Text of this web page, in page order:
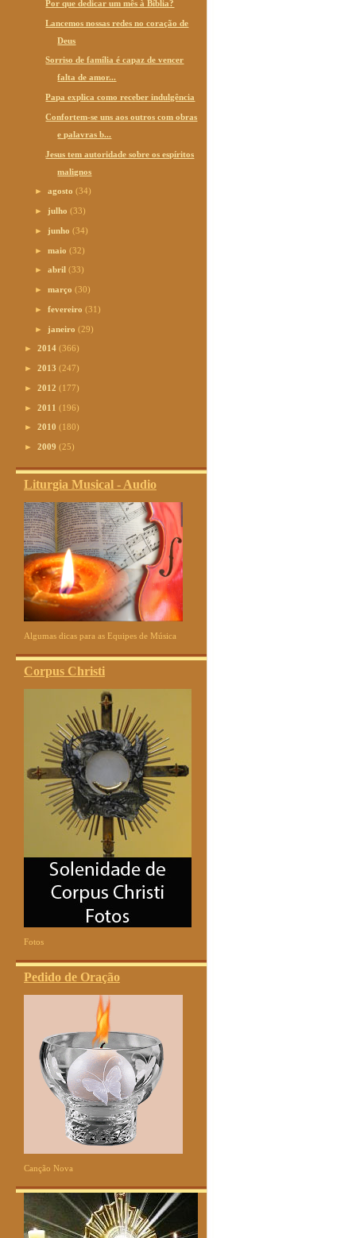
Por que dedicar um mês à Bíblia?
Lancemos nossas redes no coração de
Deus
Sorriso de família é capaz de vencer
falta de amor...
Papa explica como receber indulgência
Confortem-se uns aos outros com obras
e palavras b...
Jesus tem autoridade sobre os espíritos
malignos
►agosto(34)
► julho(33)
► junho(34)
►maio(32)
►abril(33)
►março(30)
►fevereiro(31)
► janeiro(29)
► 2014 (366)
► 2013 (247)
► 2012 (177)
► 2011 (196)
► 2010 (180)
► 2009 (25)
Liturgia Musical - Audio
Algumas dicas para as Equipes de Música
Corpus Christi
Fotos
Pedido de Oração
Canção Nova